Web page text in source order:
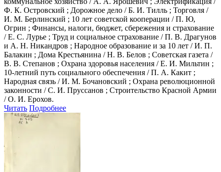
Ф. К. Островский ; Дорожное дело / Б. И. Тилль ; Торговля /
И. М. Берлинский ; 10 лет советской кооперации / П. Ю,
Огрин ; Финансы, налоги, бюджет, сбережения и страхование
/ Е. С. Лурье ; Труд и социальное страхование / П. В. Драгунов
и А. Н. Никандров ; Народное образование и за 10 лет / И. П.
Балакин ; Дома Крестьянина / Н. В. Белов ; Советская газета /
В. В. Степанов ; Охрана здоровья населения / Е. И. Мильтин ;
10-летний путь социального обеспечения / П. А. Какит ;
Народная связь / И. М. Бочановский ; Охрана революционной
законности / С. И. Пруссанов ; Строительство Красной Армии
/ О. И. Ерохов.
Читать Подробнее